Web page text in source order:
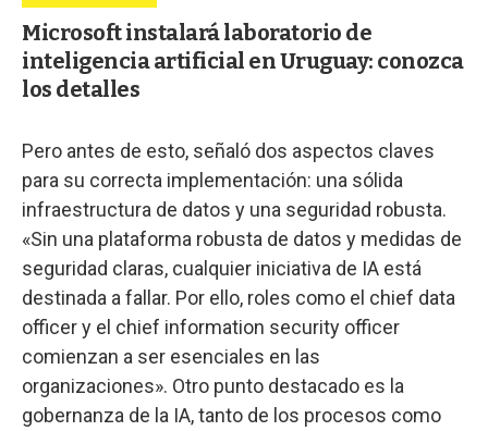
Microsoft instalará laboratorio de
inteligencia artificial en Uruguay: conozca
los detalles
Pero antes de esto, señaló dos aspectos claves
para su correcta implementación: una sólida
infraestructura de datos y una seguridad robusta.
«Sin una plataforma robusta de datos y medidas de
seguridad claras, cualquier iniciativa de IA está
destinada a fallar. Por ello, roles como el chief data
officer y el chief information security officer
comienzan a ser esenciales en las
organizaciones». Otro punto destacado es la
gobernanza de la IA, tanto de los procesos como